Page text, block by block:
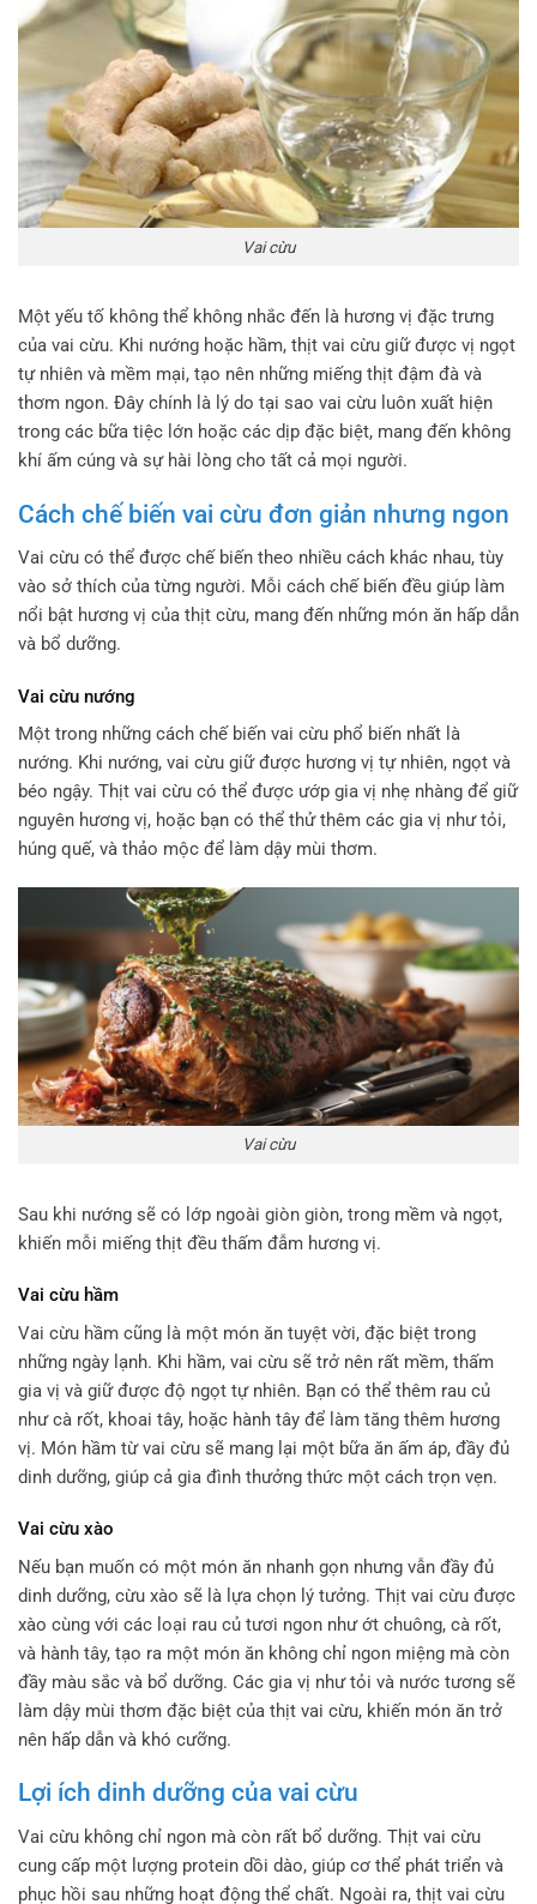
Vai cừu
Một yếu tố không thể không nhắc đến là hương vị đặc trưng
của vai cừu. Khi nướng hoặc hầm, thịt vai cừu giữ được vị ngọt
tự nhiên và mềm mại, tạo nên những miếng thịt đậm đà và
thơm ngon. Đây chính là lý do tại sao vai cừu luôn xuất hiện
trong các bữa tiệc lớn hoặc các dịp đặc biệt, mang đến không
khí ấm cúng và sự hài lòng cho tất cả mọi người.
Cách chế biến vai cừu đơn giản nhưng ngon
Vai cừu có thể được chế biến theo nhiều cách khác nhau, tùy
vào sở thích của từng người. Mỗi cách chế biến đều giúp làm
nổi bật hương vị của thịt cừu, mang đến những món ăn hấp dẫn
và bổ dưỡng.
Vai cừu nướng
Một trong những cách chế biến vai cừu phổ biến nhất là
nướng. Khi nướng, vai cừu giữ được hương vị tự nhiên, ngọt và
béo ngậy. Thịt vai cừu có thể được ướp gia vị nhẹ nhàng để giữ
nguyên hương vị, hoặc bạn có thể thử thêm các gia vị như tỏi,
húng quế, và thảo mộc để làm dậy mùi thơm.
Vai cừu
Sau khi nướng sẽ có lớp ngoài giòn giòn, trong mềm và ngọt,
khiến mỗi miếng thịt đều thấm đẫm hương vị.
Vai cừu hầm
Vai cừu hầm cũng là một món ăn tuyệt vời, đặc biệt trong
những ngày lạnh. Khi hầm, vai cừu sẽ trở nên rất mềm, thấm
gia vị và giữ được độ ngọt tự nhiên. Bạn có thể thêm rau củ
như cà rốt, khoai tây, hoặc hành tây để làm tăng thêm hương
vị. Món hầm từ vai cừu sẽ mang lại một bữa ăn ấm áp, đầy đủ
dinh dưỡng, giúp cả gia đình thưởng thức một cách trọn vẹn.
Vai cừu xào
Nếu bạn muốn có một món ăn nhanh gọn nhưng vẫn đầy đủ
dinh dưỡng, cừu xào sẽ là lựa chọn lý tưởng. Thịt vai cừu được
xào cùng với các loại rau củ tươi ngon như ớt chuông, cà rốt,
và hành tây, tạo ra một món ăn không chỉ ngon miệng mà còn
đầy màu sắc và bổ dưỡng. Các gia vị như tỏi và nước tương sẽ
làm dậy mùi thơm đặc biệt của thịt vai cừu, khiến món ăn trở
nên hấp dẫn và khó cưỡng.
Lợi ích dinh dưỡng của vai cừu
Vai cừu không chỉ ngon mà còn rất bổ dưỡng. Thịt vai cừu
cung cấp một lượng protein dồi dào, giúp cơ thể phát triển và
phục hồi sau những hoạt động thể chất. Ngoài ra, thịt vai cừu